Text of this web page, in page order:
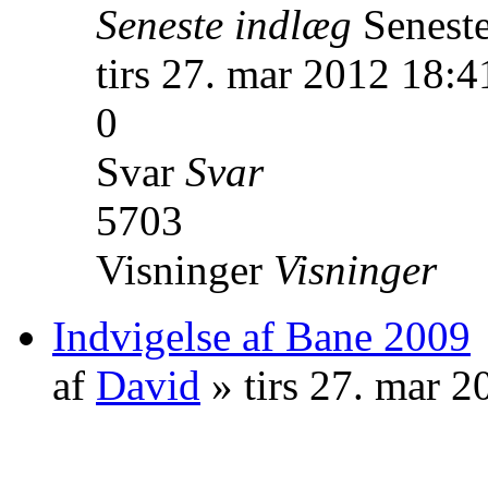
Seneste indlæg
tirs 27. mar 2012
0
Svar Svar
5703
Visninger Visninger
Indvigelse af Bane 2009
af David » tirs 27. mar